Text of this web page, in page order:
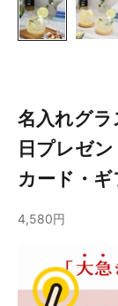
名入れグ
日プレゼ
カード・ギ
4,580円